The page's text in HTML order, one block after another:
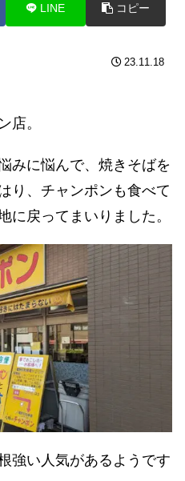
LINE コピー
23.11.18
店。
みに悩んで、焼きそばを
り、チャンポンも食べて
に戻ってまいりました。
強い人気があるようです